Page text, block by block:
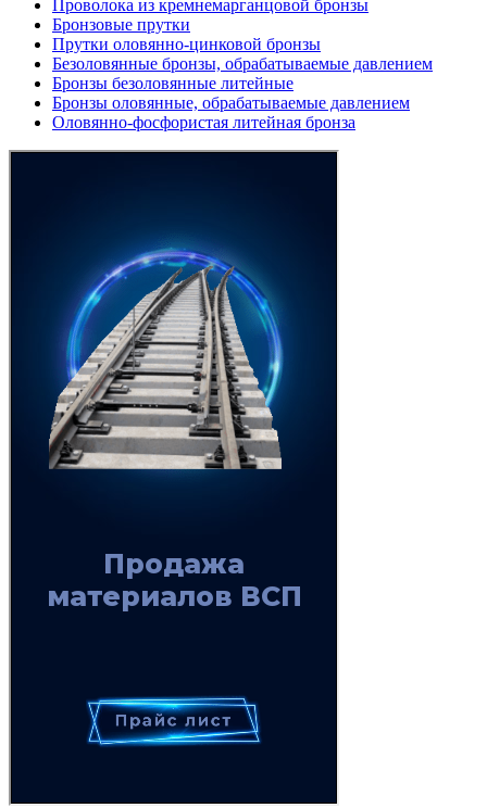
Проволока из кремнемарганцовой бронзы
Бронзовые прутки
Прутки оловянно-цинковой бронзы
Безоловянные бронзы, обрабатываемые давлением
Бронзы безоловянные литейные
Бронзы оловянные, обрабатываемые давлением
Оловянно-фосфористая литейная бронза